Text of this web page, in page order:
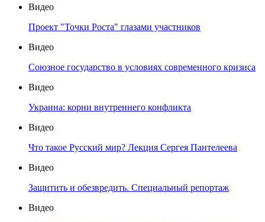
Видео
Проект "Точки Роста" глазами участников
Видео
Союзное государство в условиях современного кризиса
Видео
Украина: корни внутреннего конфликта
Видео
Что такое Русский мир? Лекция Сергея Пантелеева
Видео
Защитить и обезвредить. Специальный репортаж
Видео